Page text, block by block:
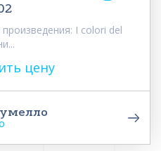
I colori del
цену